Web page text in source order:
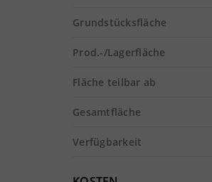
Grundstücksfläche
Prod.-/Lagerfläche
Fläche teilbar ab
Gesamtfläche
Verfügbarkeit